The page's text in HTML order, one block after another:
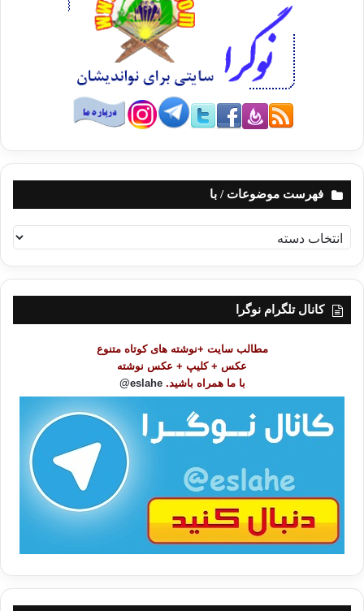
فهرست موضوعات / با
ه
ر
کانال تلگرام نوگرا
مطالب سایت +نوشته های کوتاه متنوع
عکس + کلیپ + عکس نوشته
با ما همراه باشید. eslahe@